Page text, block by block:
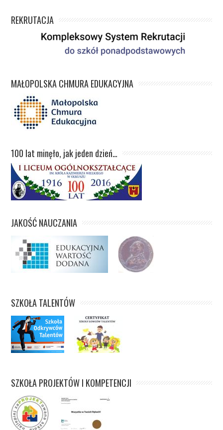
REKRUTACJA
MAŁOPOLSKA CHMURA EDUKACYJNA
100 lat minęło, jak jeden dzień…
JAKOŚĆ NAUCZANIA
SZKOŁA TALENTÓW
SZKOŁA PROJEKTÓW I KOMPETENCJI